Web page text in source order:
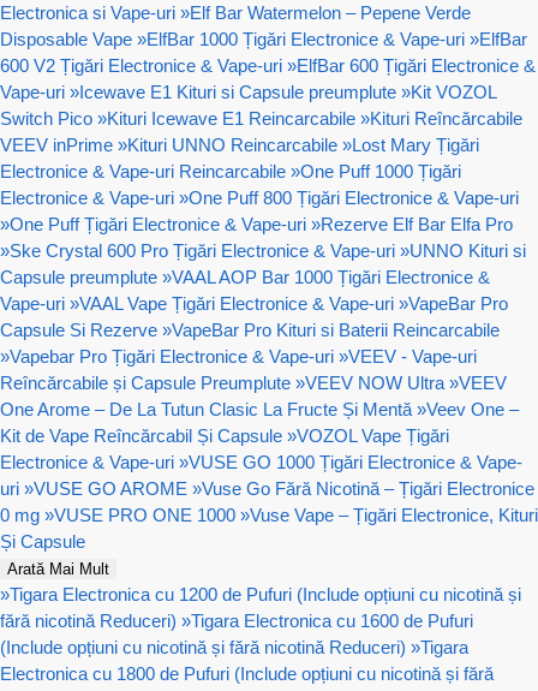
Electronica si Vape-uri »Elf Bar Watermelon – Pepene Verde
Disposable Vape »ElfBar 1000 Țigări Electronice & Vape-uri »ElfBar
600 V2 Țigări Electronice & Vape-uri »ElfBar 600 Țigări Electronice &
Vape-uri »Icewave E1 Kituri si Capsule preumplute »Kit VOZOL
Switch Pico »Kituri Icewave E1 Reincarcabile »Kituri Reîncărcabile
VEEV inPrime »Kituri UNNO Reincarcabile »Lost Mary Țigări
Electronice & Vape-uri Reincarcabile »One Puff 1000 Țigări
Electronice & Vape-uri »One Puff 800 Țigări Electronice & Vape-uri
»One Puff Țigări Electronice & Vape-uri »Rezerve Elf Bar Elfa Pro
»Ske Crystal 600 Pro Țigări Electronice & Vape-uri »UNNO Kituri si
Capsule preumplute »VAAL AOP Bar 1000 Țigări Electronice &
Vape-uri »VAAL Vape Țigări Electronice & Vape-uri »VapeBar Pro
Capsule Si Rezerve »VapeBar Pro Kituri si Baterii Reincarcabile
»Vapebar Pro Țigări Electronice & Vape-uri »VEEV - Vape-uri
Reîncărcabile și Capsule Preumplute »VEEV NOW Ultra »VEEV
One Arome – De La Tutun Clasic La Fructe Și Mentă »Veev One –
Kit de Vape Reîncărcabil Și Capsule »VOZOL Vape Țigări
Electronice & Vape-uri »VUSE GO 1000 Țigări Electronice & Vape-
uri »VUSE GO AROME »Vuse Go Fără Nicotină – Țigări Electronice
0 mg »VUSE PRO ONE 1000 »Vuse Vape – Țigări Electronice, Kituri
Și Capsule
Arată Mai Mult
»Tigara Electronica cu 1200 de Pufuri (Include opțiuni cu nicotină și
fără nicotină Reduceri) »Tigara Electronica cu 1600 de Pufuri
(Include opțiuni cu nicotină și fără nicotină Reduceri) »Tigara
Electronica cu 1800 de Pufuri (Include opțiuni cu nicotină și fără